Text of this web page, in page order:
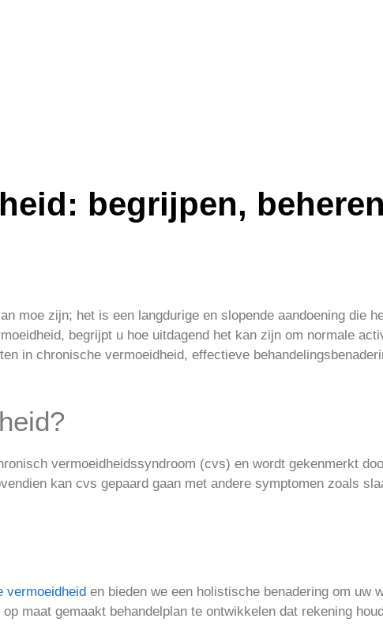
begrijpen,
moe zijn; het is een langdurige en slopende aandoening die
begrijpt u hoe uitdagend het kan zijn om normale
in chronische vermoeidheid, effectieve
vermoeidheidssyndroom (cvs) en wordt gekenmerkt
kan cvs gepaard gaan met andere symptomen zoals
vermoeidheid en bieden we een holistische benadering om uw
maat gemaakt behandelplan te ontwikkelen dat rekening